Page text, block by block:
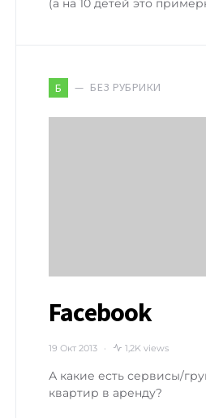
Б БЕЗ РУБРИКИ
Facebook
19 Окт 2013 1,2K views
А какие есть сервисы/
квартир в аренду?